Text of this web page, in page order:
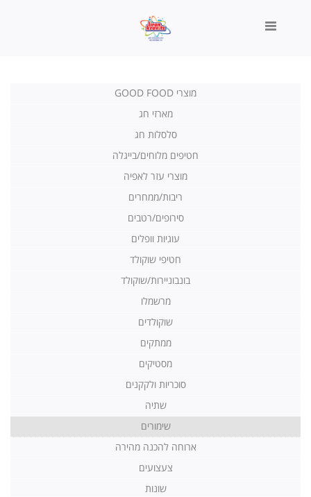
מוצרי GOOD FOOD
מארזי חג
סלסלות חג
חטיפים מלוחים/בייגלה
מוצרי עזר לאפיה
ריבות/ממחרים
סירופים/רטבים
עוגיות וופלים
חטיפי שוקולד
בונבוניירות/שוקולד
מרשמלו
שוקולדים
ממתקים
מסטיקים
סוכריות ולקקנים
שתיה
שימורים
ארוחה להכנה מהירה
צעצועים
שונות